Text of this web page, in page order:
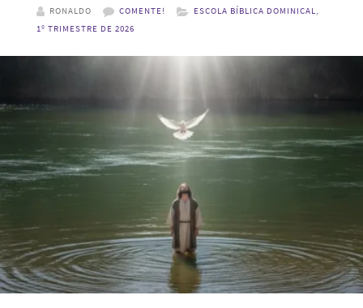
RONALDO COMENTE! ESCOLA BÍBLICA DOMINICAL,
1º TRIMESTRE DE 2026